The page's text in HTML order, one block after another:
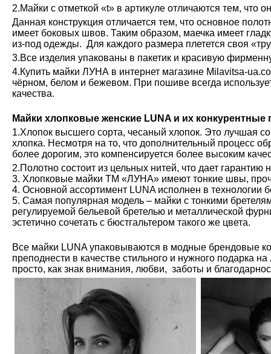
2.Майки с отметкой «t» в артикуле отличаются тем, что
Данная конструкция отличается тем, что основное
имеет боковых швов. Таким образом, маечка имеет
из-под одежды. Для каждого размера плетется своя
3.Все изделия упакованы в пакетик и красивую
4.Купить майки ЛУНА в интернет магазине Milavitsa-
чёрном, белом и бежевом. При пошиве всегда
качества.
Майки хлопковые женские LUNA и их конкурентные
1.Хлопок высшего сорта, чесаный хлопок. Это лучшая
хлопка. Несмотря на то, что дополнительный процесс
более дорогим, это компенсируется более высоким
2.Полотно состоит из цельных нитей, что дает гарантию
3. Хлопковые майки ТМ «ЛУНА» имеют тонкие швы,
4. Основной ассортимент LUNA исполнен в технологии
5. Самая популярная модель – майки с тонкими
регулируемой бельевой бретелью и металлической
эстетично сочетать с бюстгальтером такого же цвета.
Все майки LUNA упаковываются в модные брендовые
преподнести в качестве стильного и нужного подарка
просто, как знак внимания, любви, заботы и